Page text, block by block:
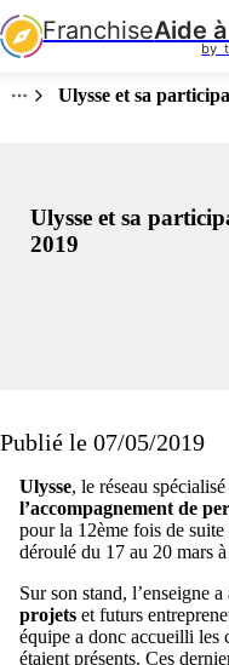
FranchiseAide
by
Ulysse et sa
Ulysse et sa
2019
Publié le 07/05/2019
Ulysse, le réseau
l’accompagnement de
pour la 12ème fois de suite
déroulé du 17 au 20 mars
Sur son stand, l’enseigne
projets et futurs
équipe a donc accueilli les
étaient présents. Ces